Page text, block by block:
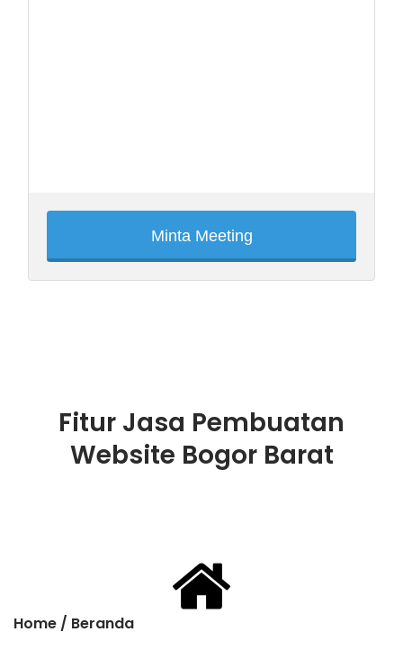
Minta Meeting
Fitur Jasa Pembuatan
Website Bogor Barat
Home / Beranda